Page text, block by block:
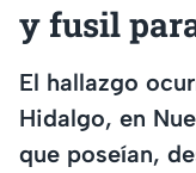
y fusil
El hallazgo
Hidalgo, en
que poseían,